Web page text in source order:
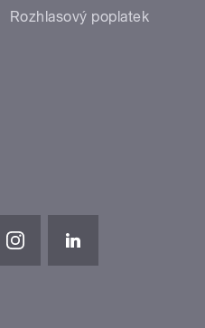
Rozhlasový poplatek